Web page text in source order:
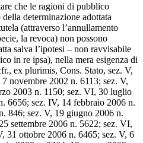
che le ragioni di pubblico
determinazione adottata
(attraverso l’annullamento
la revoca) non possono
salva l’ipotesi – non ravvisabile
in re ipsa), nella mera esigenza di
ex plurimis, Cons. Stato, sez. V,
novembre 2002 n. 6113; sez. V,
2003 n. 1150; sez. VI, 30 luglio
6656; sez. IV, 14 febbraio 2006 n.
846; sez. V, 19 giugno 2006 n.
settembre 2006 n. 5622; sez. VI,
31 ottobre 2006 n. 6465; sez. V, 6